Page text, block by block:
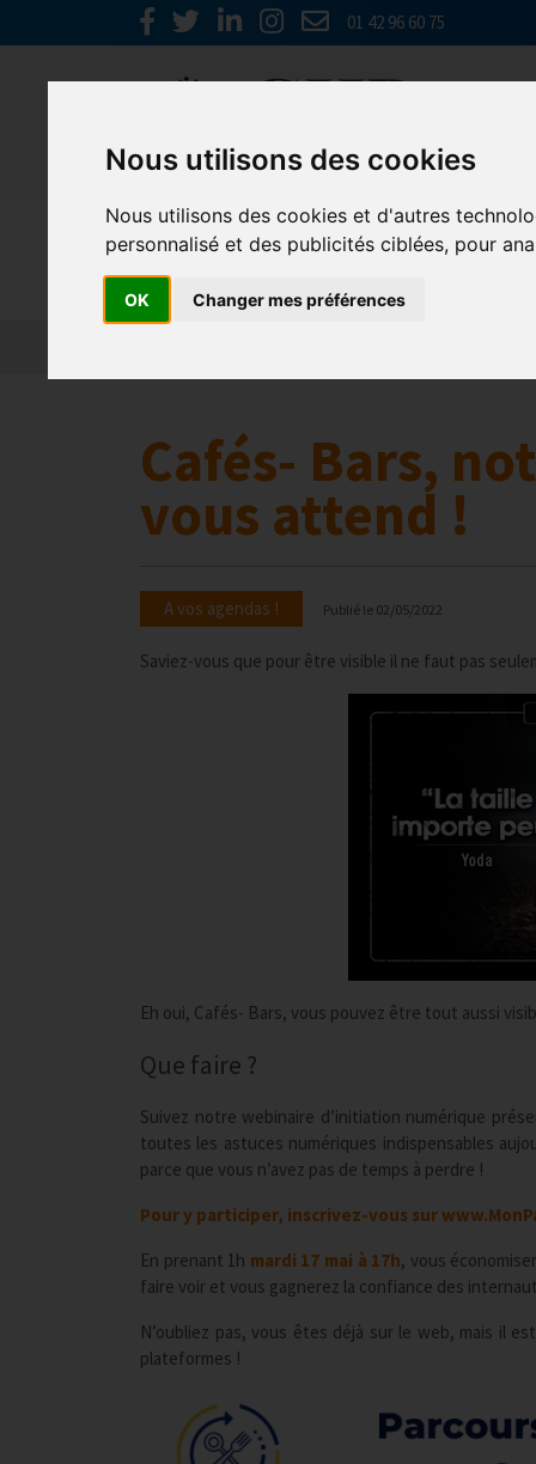
Nous utilisons des cookies
Nous utilisons des cookies et d'autres
personnalisé et des publicités ciblées, pour
OK Changer mes préférences
01 42 96 60 75
Europe &
Cafés- Bars,
vous attend !
A vos agendas ! Publié le 02/05/2022
Saviez-vous que pour être visible il ne faut pas
Eh oui, Cafés- Bars, vous pouvez être tout aussi
Que faire ?
Suivez notre webinaire d’initiation numérique
toutes les astuces numériques indispensables
parce que vous n’avez pas de temps à perdre !
Pour y participer, inscrivez-vous sur
En prenant 1h mardi 17 mai à 17h, vous
faire voir et vous gagnerez la confiance des
N’oubliez pas, vous êtes déjà sur le web, mais il
plateformes !